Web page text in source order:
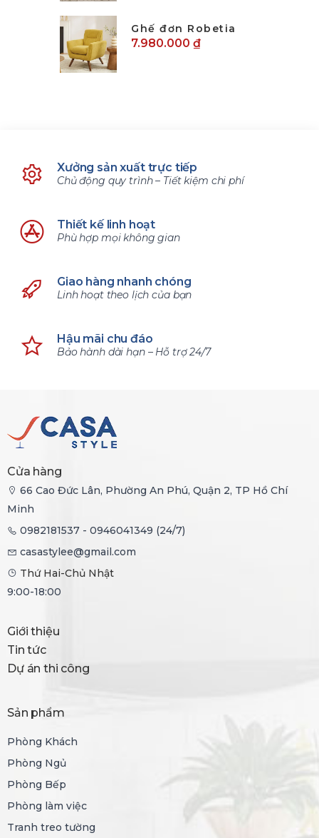
Ghế đơn Robetia
7.980.000 ₫
Xưởng sản xuất trực tiếp
Chủ động quy trình – Tiết kiệm chi phí
Thiết kế linh hoạt
Phù hợp mọi không gian
Giao hàng nhanh chóng
Linh hoạt theo lịch của bạn
Hậu mãi chu đáo
Bảo hành dài hạn – Hỗ trợ 24/7
Cửa hàng
66 Cao Đức Lân, Phường An Phú, Quận 2, TP Hồ Chí
Minh
0982181537 - 0946041349 (24/7)
casastylee@gmail.com
Thứ Hai-Chủ Nhật
9:00-18:00
Giới thiệu
Tin tức
Dự án thi công
Sản phẩm
Phòng Khách
Phòng Ngủ
Phòng Bếp
Phòng làm việc
Tranh treo tường